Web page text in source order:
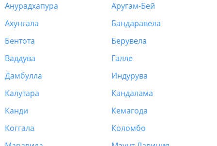
Анурадхапура
Аругам-Бей
Ахунгала
Бандаравела
Бентота
Берувела
Ваддува
Галле
Дамбулла
Индурува
Калутара
Кандалама
Канди
Кемагода
Коггала
Коломбо